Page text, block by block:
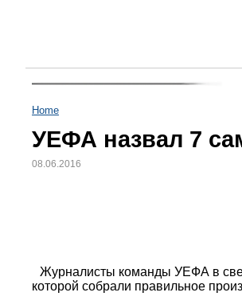
Home
УЕФА назвал 7
08.06.2016
Журналисты команды УЕФА в
которой собрали правильное